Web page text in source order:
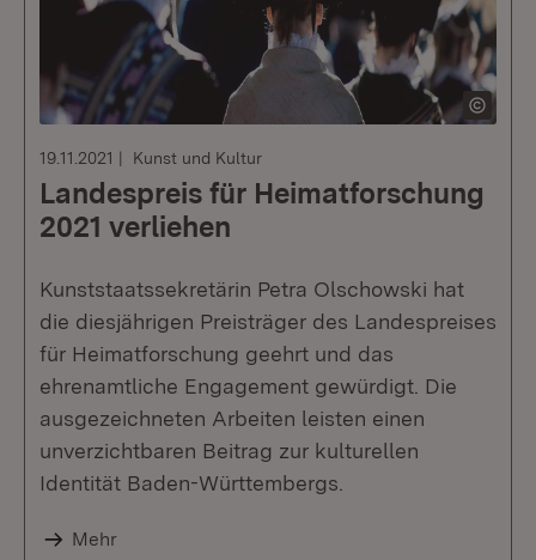
19.11.2021 Kunst und Kultur
Landespreis für Heimatforschung
2021 verliehen
Kunststaatssekretärin Petra Olschowski hat
die diesjährigen Preisträger des Landespreises
für Heimatforschung geehrt und das
ehrenamtliche Engagement gewürdigt. Die
ausgezeichneten Arbeiten leisten einen
unverzichtbaren Beitrag zur kulturellen
Identität Baden-Württembergs.
Mehr